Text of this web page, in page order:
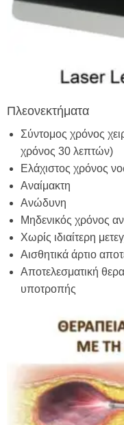
Πλεονεκτήματα
Σύντομος χρόνος
χρόνος 30 λεπτών)
Ελάχιστος χρόνος
Αναίμακτη
Ανώδυνη
Μηδενικός χρόνος
Χωρίς ιδιαίτερη
Αισθητικά άρτιο
Αποτελεσματική
υποτροπής